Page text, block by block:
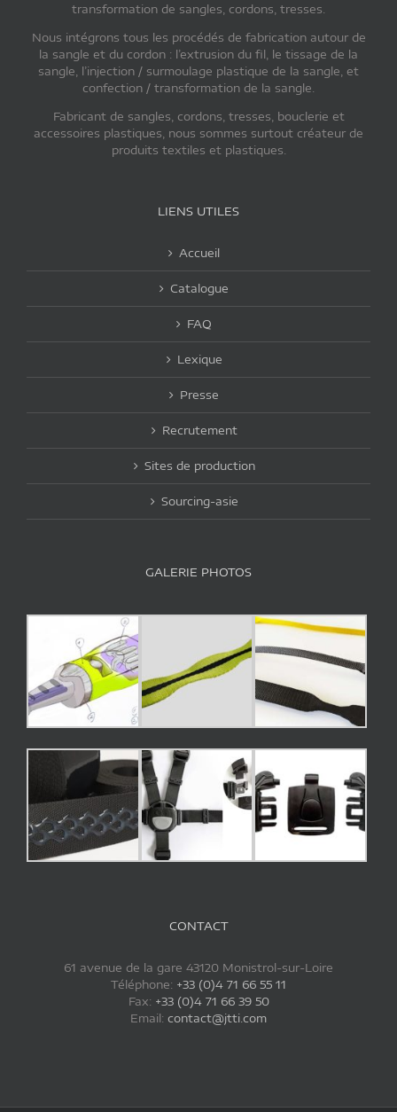
transformation de sangles, cordons, tresses.
Nous intégrons tous les procédés de fabrication autour de
la sangle et du cordon : l’extrusion du fil, le tissage de la
sangle, l’injection / surmoulage plastique de la sangle, et
confection / transformation de la sangle.
Fabricant de sangles, cordons, tresses, bouclerie et
accessoires plastiques, nous sommes surtout créateur de
produits textiles et plastiques.
LIENS UTILES
Accueil
Catalogue
FAQ
Lexique
Presse
Recrutement
Sites de production
Sourcing-asie
GALERIE PHOTOS
CONTACT
61 avenue de la gare 43120 Monistrol-sur-Loire
Téléphone: +33 (0)4 71 66 55 11
Fax: +33 (0)4 71 66 39 50
Email: contact@jtti.com